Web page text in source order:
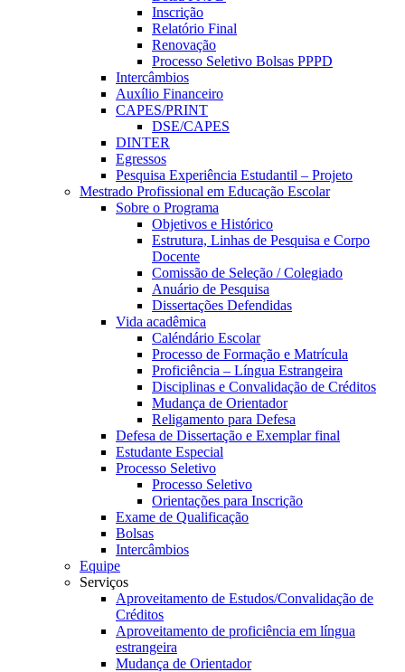
Inscrição
Relatório Final
Renovação
Processo Seletivo Bolsas PPPD
Intercâmbios
Auxílio Financeiro
CAPES/PRINT
DSE/CAPES
DINTER
Egressos
Pesquisa Experiência Estudantil – Projeto
Mestrado Profissional em Educação Escolar
Sobre o Programa
Objetivos e Histórico
Estrutura, Linhas de Pesquisa e Corpo
Docente
Comissão de Seleção / Colegiado
Anuário de Pesquisa
Dissertações Defendidas
Vida acadêmica
Caléndário Escolar
Processo de Formação e Matrícula
Proficiência – Língua Estrangeira
Disciplinas e Convalidação de Créditos
Mudança de Orientador
Religamento para Defesa
Defesa de Dissertação e Exemplar final
Estudante Especial
Processo Seletivo
Processo Seletivo
Orientações para Inscrição
Exame de Qualificação
Bolsas
Intercâmbios
Equipe
Serviços
Aproveitamento de Estudos/Convalidação de
Créditos
Aproveitamento de proficiência em língua
estrangeira
Mudança de Orientador